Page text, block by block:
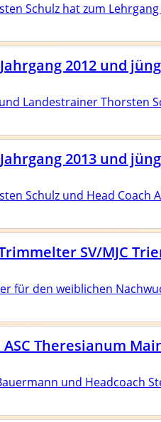
Schulz hat zum
2012 und
Landestrainer Thorsten
2013 und
Schulz und Head
SV/MJC
für den weiblichen
Theresianum
und Headcoach